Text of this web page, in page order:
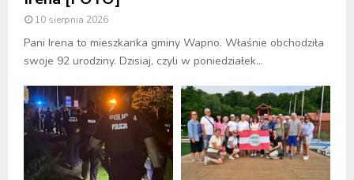
10 sierpnia 2026
Pani Irena to mieszkanka gminy Wapno. Właśnie obchodziła
swoje 92 urodziny. Dzisiaj, czyli w poniedziałek...